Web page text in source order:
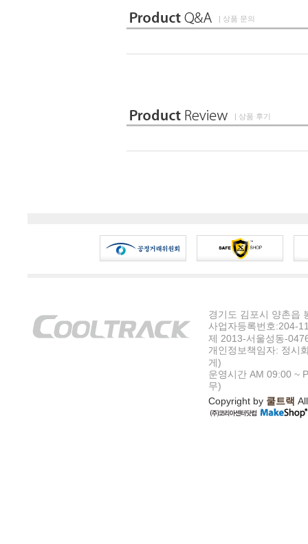
| 상품 문의
| 상품 후기
경기도 김포시 양촌읍
사업자등록번호:204-
제 2013-서울성동-
개인정보책임자: 정시
게)
운영시간 AM 09:00 ~
무)
Copyright by 쿨트랙